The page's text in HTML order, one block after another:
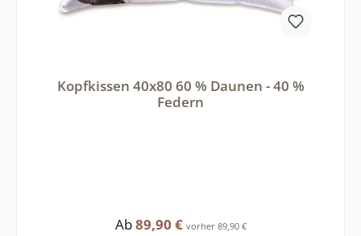
Kopfkissen 40x80 60 % Daunen - 40 %
Federn
Regulärer Preis:
Ab89,90 € vorher 89,90 €